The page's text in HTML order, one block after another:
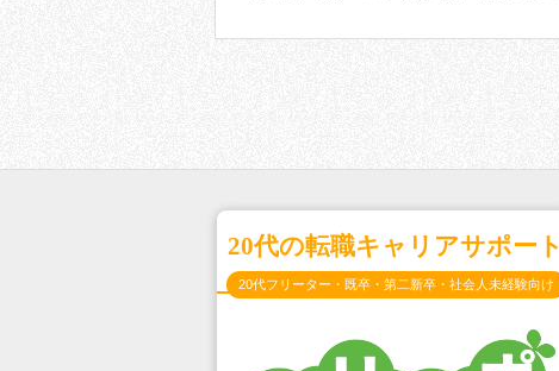
20代の転職キャリアサポート
20代フリーター・既卒・第二新卒・社会人未経験向け